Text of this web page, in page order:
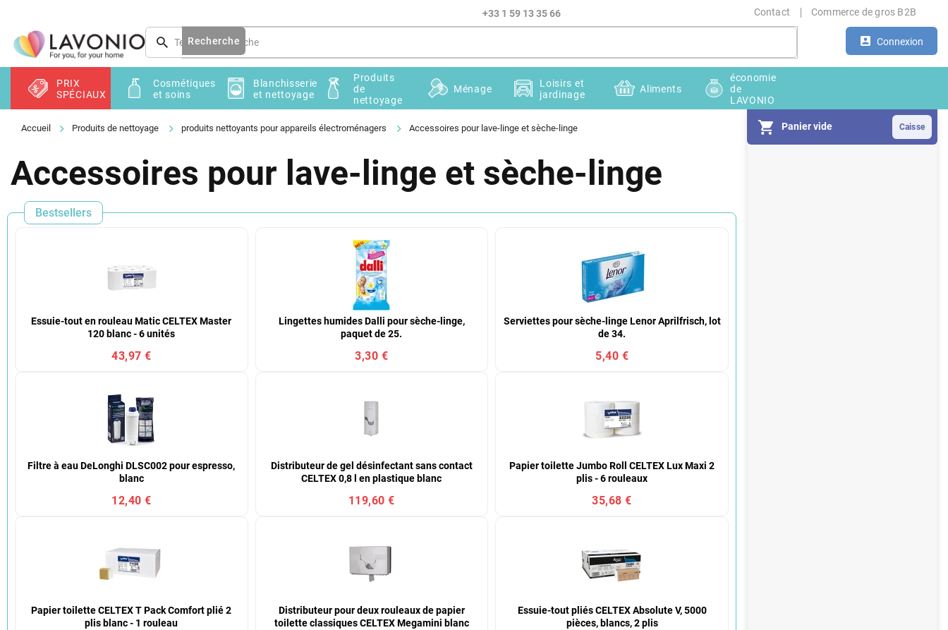
contenu
+33 1 59 13 35 66 Contact Commerce de gros B2B
Connexion
Recherche
Panier vide
PRIX
SPÉCIAUX
Cosmétiques
et soins
Blanchisserie
et nettoyage
Produits
de
nettoyage
Ménage
Loisirs et
jardinage
Aliments
économie
de
LAVONIO
Produits de nettoyage produits nettoyants pour appareils électroménagers Accessoires pour lave-linge et sèche-linge
Accessoires pour lave-linge et sèche-linge
Bestsellers
Essuie-tout en rouleau Matic CELTEX Master
120 blanc - 6 unités
43,97 €
Lingettes humides Dalli pour sèche-linge,
paquet de 25.
3,30 €
Serviettes pour sèche-linge Lenor Aprilfrisch, lot
de 34.
5,40 €
Filtre à eau DeLonghi DLSC002 pour espresso,
blanc
12,40 €
Distributeur de gel désinfectant sans contact
CELTEX 0,8 l en plastique blanc
119,60 €
Papier toilette Jumbo Roll CELTEX Lux Maxi 2
plis - 6 rouleaux
35,68 €
Papier toilette CELTEX T Pack Comfort plié 2
plis blanc - 1 rouleau
Distributeur pour deux rouleaux de papier
toilette classiques CELTEX Megamini blanc
Essuie-tout pliés CELTEX Absolute V, 5000
pièces, blancs, 2 plis